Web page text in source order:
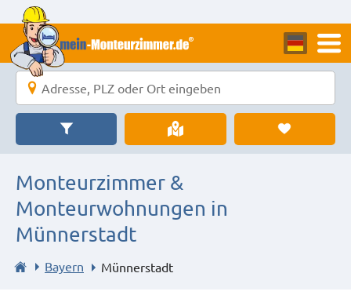
Monteurzimmer &
Monteurwohnungen in
Münnerstadt
Bayern Münnerstadt